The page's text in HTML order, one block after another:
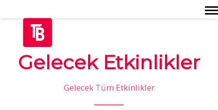
Gelecek Etkinlikler
Gelecek Tüm Etkinlikler